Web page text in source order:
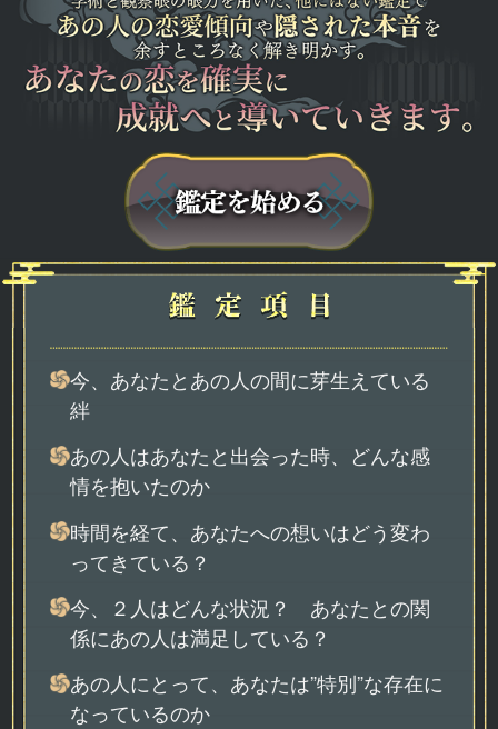
今、あなたとあの人の間に芽生えている
絆
あの人はあなたと出会った時、どんな感
情を抱いたのか
時間を経て、あなたへの想いはどう変わ
ってきている？
今、２人はどんな状況？ あなたとの関
係にあの人は満足している？
あの人にとって、あなたは”特別”な存在に
なっているのか